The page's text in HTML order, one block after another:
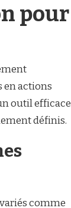
pour
en actions
outil efficace
définis.
comme